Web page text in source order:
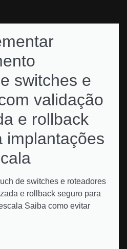
switches e
validação
e rollback
implantações
de switches e roteadores
e rollback seguro para
Saiba como evitar